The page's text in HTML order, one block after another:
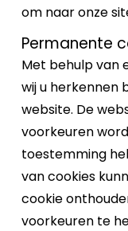
om naar onze
Permanente
Met behulp van
wij u herkennen
website. De
voorkeuren
toestemming
van cookies
cookie
voorkeuren te